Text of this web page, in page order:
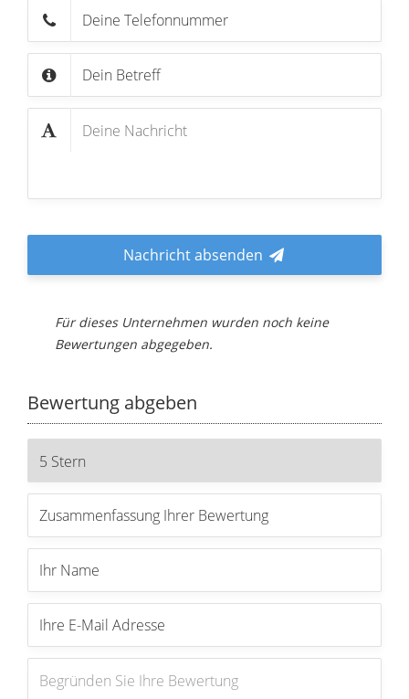
Nachricht absenden
Für dieses Unternehmen wurden noch keine
Bewertungen abgegeben.
Bewertung abgeben